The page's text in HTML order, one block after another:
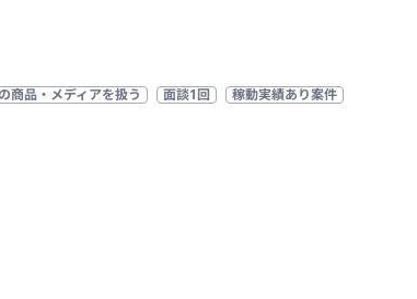
商品・メディアを扱う 面談1回 稼動実績あり案件